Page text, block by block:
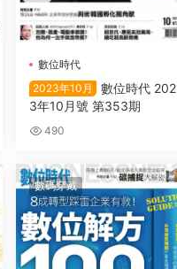
數位時代
2023年10月
數位時代 202
3年10月號 第353期
490
數碼穿戴